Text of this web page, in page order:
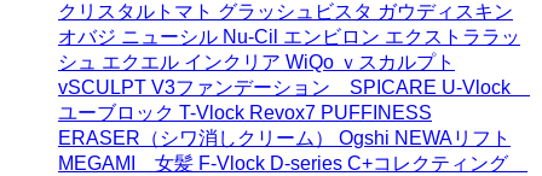
クリスタルトマト グラッシュビスタ ガウディスキン
オバジ ニューシル Nu-Cil エンビロン エクストララッ
シュ エクエル インクリア WiQo ｖスカルプト
vSCULPT V3ファンデーション SPICARE U-Vlock
ユーブロック T-Vlock Revox7 PUFFINESS
ERASER（シワ消しクリーム）
Ogshi NEWAリフト
MEGAMI 女髪 F-Vlock D-series C+コレクティング